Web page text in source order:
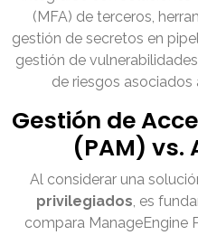
(MFA) de terceros,
gestión de secretos en
gestión de
de riesgos asociados
Gestión de
(PAM) vs.
Al considerar una
privilegiados, es
compara ManageEngine